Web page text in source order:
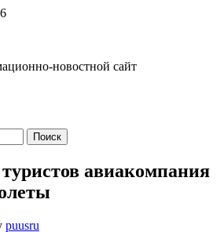
новостной сайт
авиакомпания
puusru